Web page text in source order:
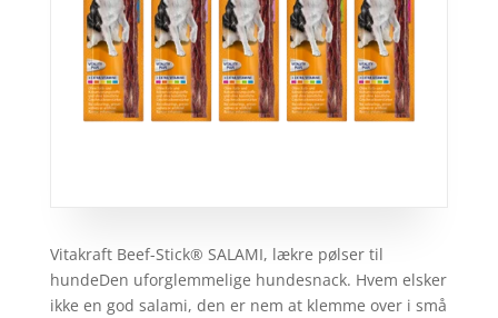
Vitakraft Beef-Stick® SALAMI, lækre pølser til
hundeDen uforglemmelige hundesnack. Hvem elsker
ikke en god salami, den er nem at klemme over i små